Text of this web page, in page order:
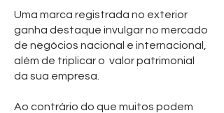
Uma marca registrada no exterior
ganha destaque invulgar no mercado
de negócios nacional e internacional,
além de triplicar o valor patrimonial
da sua empresa.
Ao contrário do que muitos podem